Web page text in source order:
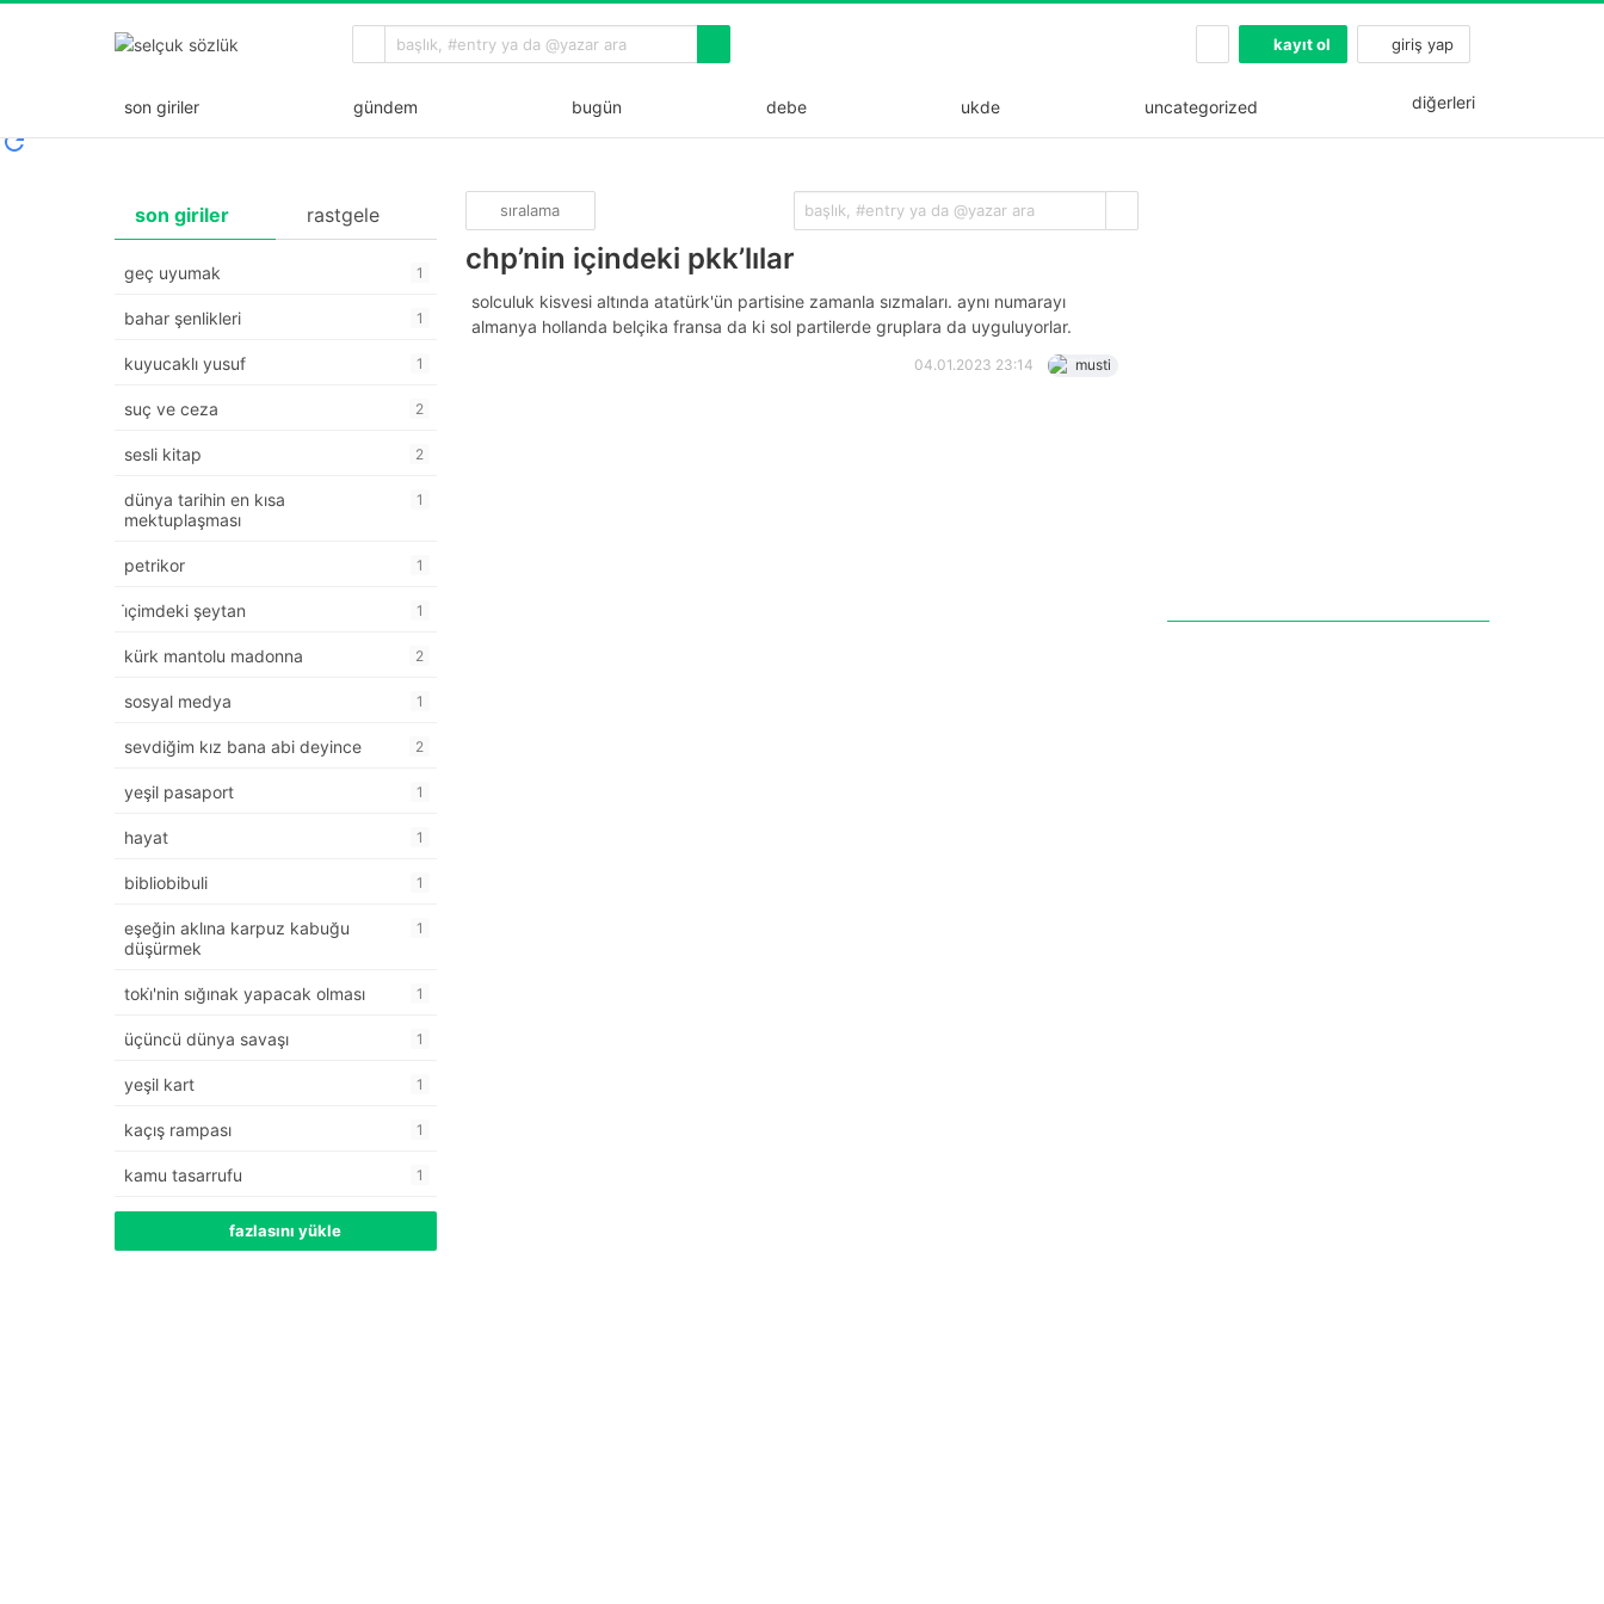
kayıt ol giriş yap
son giriler gündem bugün debe ukde uncategorized diğerleri
son giriler rastgele
geç uyumak 1
bahar şenlikleri 1
kuyucaklı yusuf 1
suç ve ceza 2
sesli kitap 2
dünya tarihin en kısa
mektuplaşması
1
petrikor 1
i̇çimdeki şeytan 1
kürk mantolu madonna 2
sosyal medya 1
sevdiğim kız bana abi deyince 2
yeşil pasaport 1
hayat 1
bibliobibuli 1
eşeğin aklına karpuz kabuğu
düşürmek
1
toki̇'nin sığınak yapacak olması 1
üçüncü dünya savaşı 1
yeşil kart 1
kaçış rampası 1
kamu tasarrufu 1
fazlasını yükle
sıralama
chp’nin içindeki pkk’lılar
solculuk kisvesi altında atatürk'ün partisine zamanla sızmaları. aynı numarayı
almanya hollanda belçika fransa da ki sol partilerde gruplara da uyguluyorlar.
04.01.2023 23:14 musti